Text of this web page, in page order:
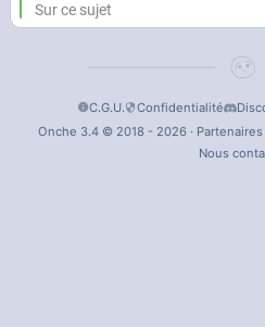
Sur ce sujet
C.G.U. Confidentialité
Onche 3.4 © 2018 - 2026 · Partenaires
Nous